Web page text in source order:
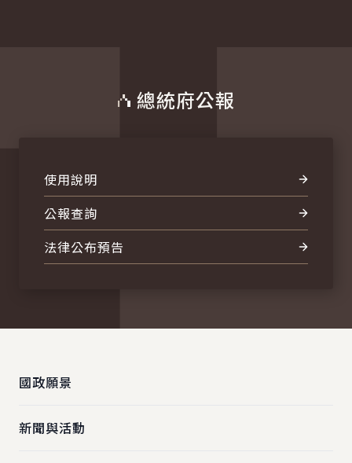
總統府公報
使用說明
公報查詢
法律公布預告
國政願景
新聞與活動